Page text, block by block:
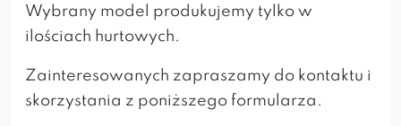
Wybrany model produkujemy tylko w
ilościach hurtowych.
Zainteresowanych zapraszamy do kontaktu i
skorzystania z poniższego formularza.